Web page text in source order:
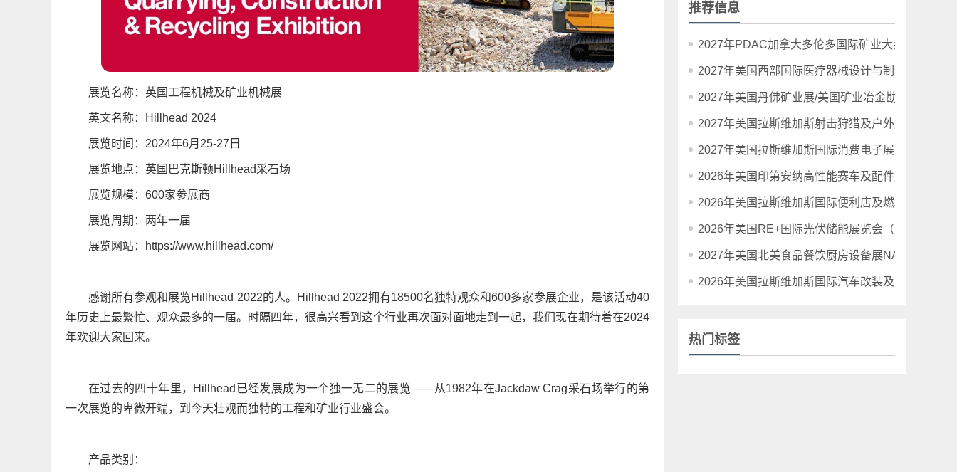
展览名称：英国工程机械及矿业机械展
英文名称：Hillhead 2024
展览时间：2024年6月25-27日
展览地点：英国巴克斯顿Hillhead采石场
展览规模：600家参展商
展览周期：两年一届
展览网站：https://www.hillhead.com/
感谢所有参观和展览Hillhead 2022的人。Hillhead 2022拥有18500名独特观众和600多家参展企业，是该活动40
年历史上最繁忙、观众最多的一届。时隔四年，很高兴看到这个行业再次面对面地走到一起，我们现在期待着在2024
年欢迎大家回来。
在过去的四十年里，Hillhead已经发展成为一个独一无二的展览——从1982年在Jackdaw Crag采石场举行的第
一次展览的卑微开端，到今天壮观而独特的工程和矿业行业盛会。
产品类别：
推荐信息
2027年PDAC加拿大多伦多国际矿业大会暨展览会
2027年美国西部国际医疗器械设计与制造展览会
2027年美国丹佛矿业展/美国矿业冶金勘探展
2027年美国拉斯维加斯射击狩猎及户外用品展览会
2027年美国拉斯维加斯国际消费电子展览会
2026年美国印第安纳高性能赛车及配件展PRI
2026年美国拉斯维加斯国际便利店及燃料零售业展
2026年美国RE+国际光伏储能展览会（暨清洁能源
2027年美国北美食品餐饮厨房设备展NAFEM
2026年美国拉斯维加斯国际汽车改装及配件博览会
热门标签